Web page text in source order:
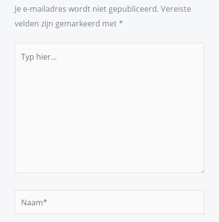
Je e-mailadres wordt niet gepubliceerd. Vereiste
velden zijn gemarkeerd met *
hier...
Naam*